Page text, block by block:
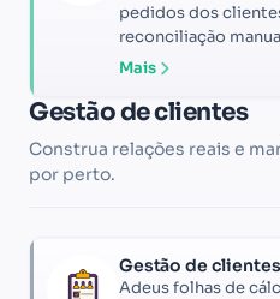
pedidos dos
reconciliação
Mais
Gestão de clientes
Construa relações reais e
por perto.
Gestão de
Adeus folhas de